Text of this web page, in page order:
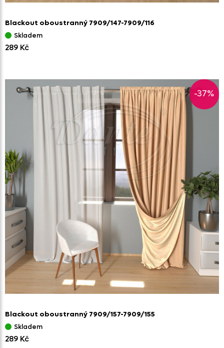
Blackout oboustranný 7909/147-7909/116
Skladem
289 Kč
-37%
Blackout oboustranný 7909/157-7909/155
Skladem
289 Kč